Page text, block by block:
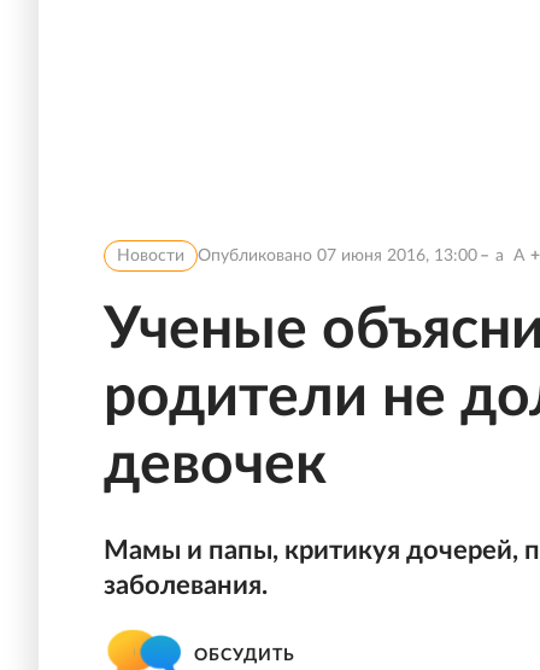
Новости Опубликовано 07 июня 2016, 13:00 a A
Ученые
родители не
девочек
Мамы и папы, критикуя дочерей,
заболевания.
ОБСУДИТЬ